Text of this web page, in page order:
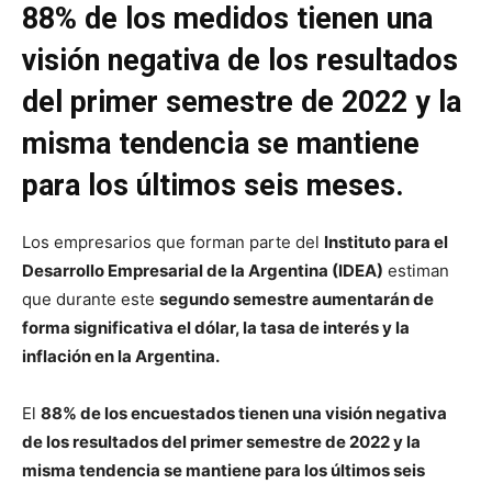
88% de los medidos tienen una
visión negativa de los resultados
del primer semestre de 2022 y la
misma tendencia se mantiene
para los últimos seis meses.
Los empresarios que forman parte del Instituto para el
Desarrollo Empresarial de la Argentina (IDEA) estiman
que durante este segundo semestre aumentarán de
forma significativa el dólar, la tasa de interés y la
inflación en la Argentina.
El 88% de los encuestados tienen una visión negativa
de los resultados del primer semestre de 2022 y la
misma tendencia se mantiene para los últimos seis